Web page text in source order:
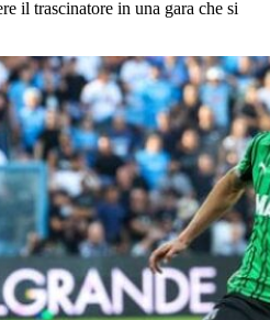
il trascinatore in una gara che si